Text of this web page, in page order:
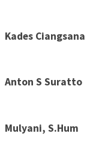
Kades Ciangsana
Anton S Suratto
Mulyani, S.Hum